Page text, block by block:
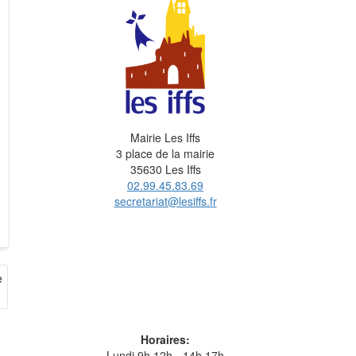
Mairie Les Iffs
3 place de la mairie
35630 Les Iffs
02.99.45.83.69
secretariat@lesiffs.fr
Horaires: